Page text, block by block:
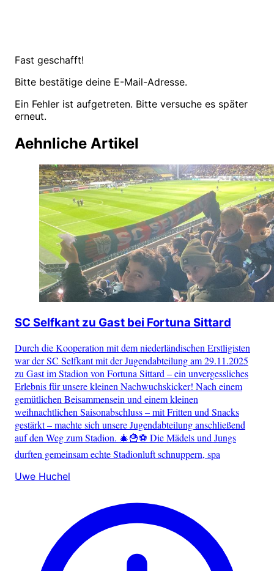
Fast geschafft!
Bitte bestätige deine E-Mail-Adresse.
Ein Fehler ist aufgetreten. Bitte versuche es später
erneut.
Aehnliche Artikel
SC Selfkant zu Gast bei Fortuna Sittard
Durch die Kooperation mit dem niederländischen Erstligisten
war der SC Selfkant mit der Jugendabteilung am 29.11.2025
zu Gast im Stadion von Fortuna Sittard – ein unvergessliches
Erlebnis für unsere kleinen Nachwuchskicker! Nach einem
gemütlichen Beisammensein und einem kleinen
weihnachtlichen Saisonabschluss – mit Fritten und Snacks
gestärkt – machte sich unsere Jugendabteilung anschließend
auf den Weg zum Stadion. 🎄🍟⚽ Die Mädels und Jungs
durften gemeinsam echte Stadionluft schnuppern, spa
Uwe Huchel